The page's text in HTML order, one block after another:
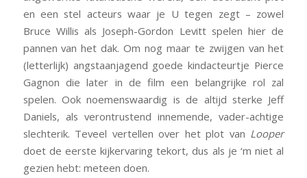
en een stel acteurs waar je U tegen zegt – zowel
Bruce Willis als Joseph-Gordon Levitt spelen hier de
pannen van het dak. Om nog maar te zwijgen van het
(letterlijk) angstaanjagend goede kindacteurtje Pierce
Gagnon die later in de film een belangrijke rol zal
spelen. Ook noemenswaardig is de altijd sterke Jeff
Daniels, als verontrustend innemende, vader-achtige
slechterik. Teveel vertellen over het plot van Looper
doet de eerste kijkervaring tekort, dus als je ‘m niet al
gezien hebt: meteen doen.